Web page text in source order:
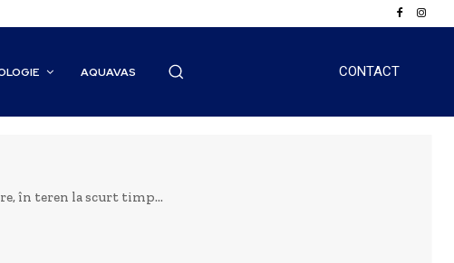
AQUAVAS CONTACT
în teren la scurt timp...